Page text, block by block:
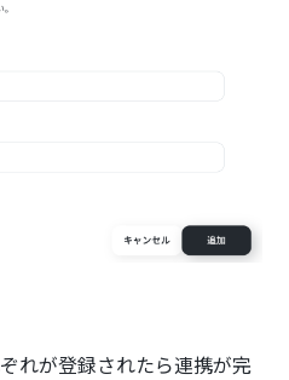
れが登録されたら連携が完